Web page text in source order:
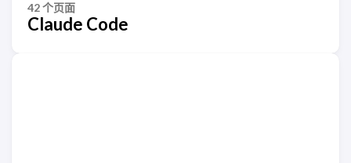
42 个页面
Claude Code